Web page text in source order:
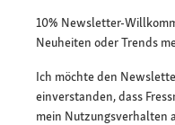
10% Newsletter-
Neuheiten oder Trends
Ich möchte den
einverstanden, dass
mein Nutzungsverhalten